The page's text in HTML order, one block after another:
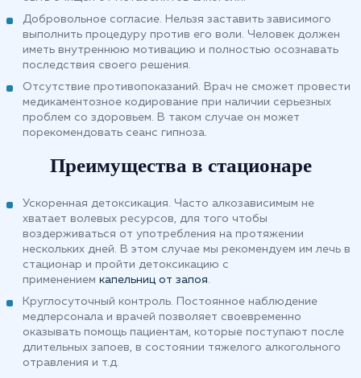
Добровольное согласие. Нельзя заставить зависимого
выполнить процедуру против его воли. Человек должен
иметь внутреннюю мотивацию и полностью осознавать
последствия своего решения.
Отсутствие противопоказаний. Врач не сможет провести
медикаментозное кодирование при наличии серьезных
проблем со здоровьем. В таком случае он может
порекомендовать сеанс гипноза.
Преимущества в стационаре
Ускоренная детоксикация. Часто алкозависимым не
хватает волевых ресурсов, для того чтобы
воздерживаться от употребления на протяжении
нескольких дней. В этом случае мы рекомендуем им лечь в
стационар и пройти детоксикацию с
применением капельниц от запоя.
Круглосуточный контроль. Постоянное наблюдение
медперсонала и врачей позволяет своевременно
оказывать помощь пациентам, которые поступают после
длительных запоев, в состоянии тяжелого алкогольного
отравления и т.д.